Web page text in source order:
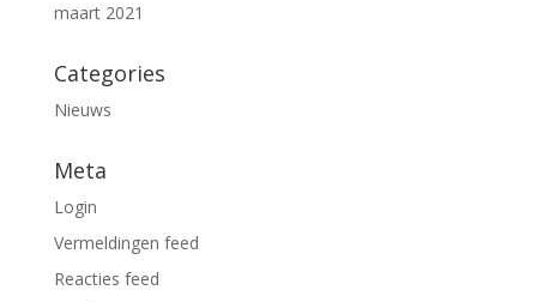
maart 2021
Categories
Nieuws
Meta
Login
Vermeldingen feed
Reacties feed